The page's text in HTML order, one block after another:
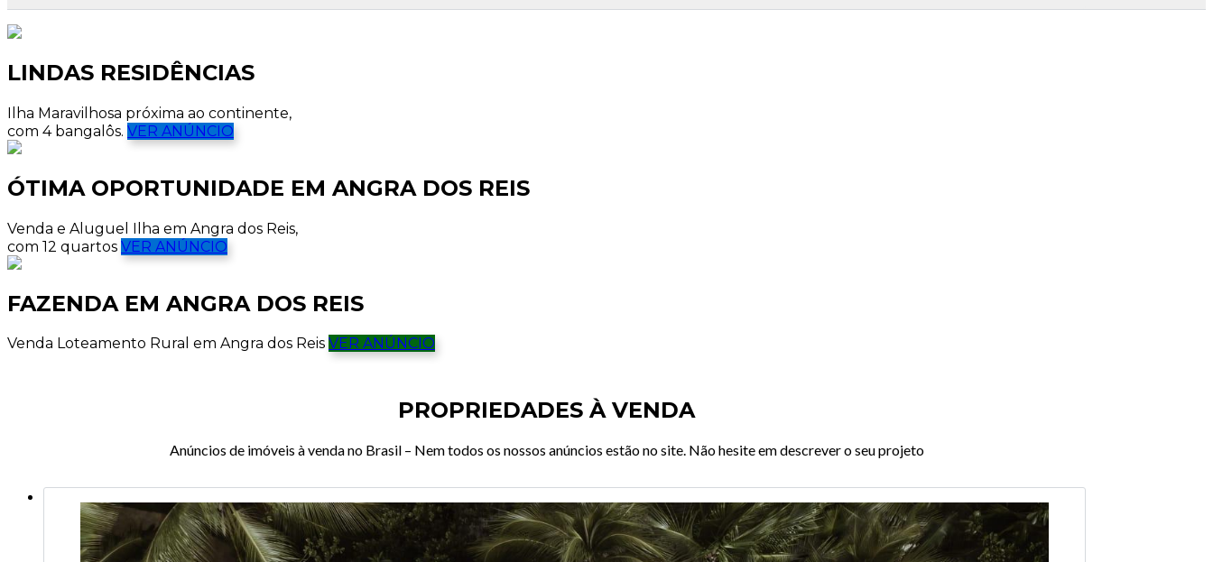
LINDAS RESIDÊNCIAS
Ilha Maravilhosa próxima ao continente,
com 4 bangalôs. VER ANÚNCIO
ÓTIMA OPORTUNIDADE EM ANGRA DOS REIS
Venda e Aluguel Ilha em Angra dos Reis,
com 12 quartos VER ANÚNCIO
FAZENDA EM ANGRA DOS REIS
Venda Loteamento Rural em Angra dos Reis VER ANÚNCIO
PROPRIEDADES À VENDA
Anúncios de imóveis à venda no Brasil – Nem todos os nossos anúncios estão no site. Não hesite em descrever o seu projeto